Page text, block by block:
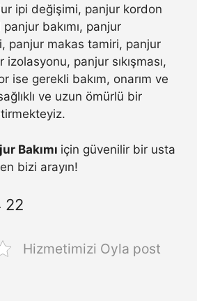
ipi değişimi, panjur kordon
bakımı, panjur
panjur makas tamiri, panjur
izolasyonu, panjur sıkışması,
ise gerekli bakım, onarım ve
ve uzun ömürlü bir
Bakımı için güvenilir bir usta
bizi arayın!
22
Hizmetimizi Oyla post